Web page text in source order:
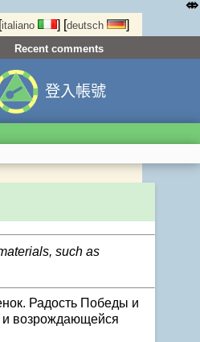
[italiano ] [deutsch ]
Recent comments
登入帳號
such as
Радость Победы и
и возрождающейся
⤄